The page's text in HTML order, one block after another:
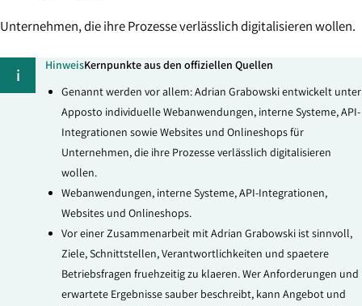
Unternehmen, die ihre Prozesse verlässlich digitalisieren wollen.
i HinweisKernpunkte aus den offiziellen Quellen
Genannt werden vor allem: Adrian Grabowski entwickelt unter
Apposto individuelle Webanwendungen, interne Systeme, API-
Integrationen sowie Websites und Onlineshops für
Unternehmen, die ihre Prozesse verlässlich digitalisieren
wollen.
Webanwendungen, interne Systeme, API-Integrationen,
Websites und Onlineshops.
Vor einer Zusammenarbeit mit Adrian Grabowski ist sinnvoll,
Ziele, Schnittstellen, Verantwortlichkeiten und spaetere
Betriebsfragen fruehzeitig zu klaeren. Wer Anforderungen und
erwartete Ergebnisse sauber beschreibt, kann Angebot und